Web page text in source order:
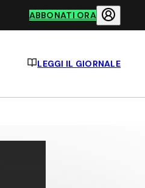
ABBONATI ORA
LEGGI IL GIORNALE